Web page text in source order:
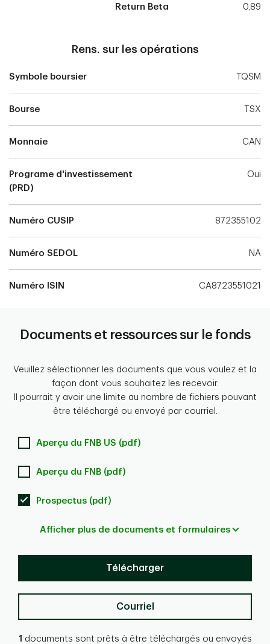
Return Beta 0,89
Rens. sur les opérations
Symbole boursier TQSM
Bourse TSX
Monnaie CAN
Programe d'investissement
(PRD)
Oui
Numéro CUSIP 872355102
Numéro SEDOL NA
Numéro ISIN CA8723551021
Documents et ressources sur le fonds
Veuillez sélectionner les documents que vous voulez et la
façon dont vous souhaitez les recevoir.
Il pourrait y avoir une limite au nombre de fichiers pouvant
être téléchargé ou envoyé par courriel.
Aperçu du FNB US (pdf)
Aperçu du FNB (pdf)
Prospectus (pdf)
Afficher plus de documents et formulaires
Télécharger
Courriel
1 documents sont prêts à être téléchargés ou envoyés